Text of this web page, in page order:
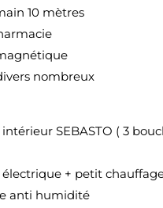
10 mètres
nombreux
SEBASTO ( 3
+ petit
anti humidité